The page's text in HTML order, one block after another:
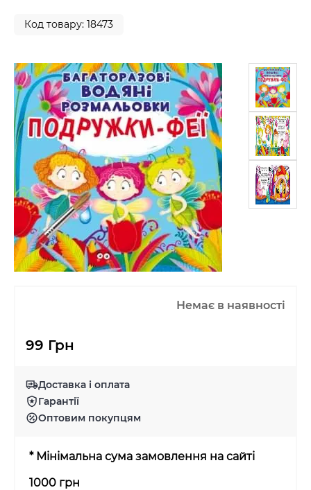
Код товару: 18473
Немає в наявності
99 Грн
Доставка і оплата
Гарантії
Оптовим покупцям
* Мінімальна сума замовлення на сайті
1000 грн